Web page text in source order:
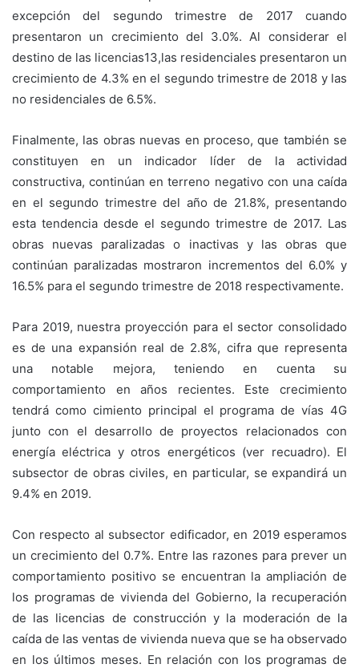
excepción del segundo trimestre de 2017 cuando
presentaron un crecimiento del 3.0%. Al considerar el
destino de las licencias13,las residenciales presentaron un
crecimiento de 4.3% en el segundo trimestre de 2018 y las
no residenciales de 6.5%.
Finalmente, las obras nuevas en proceso, que también se
constituyen en un indicador líder de la actividad
constructiva, continúan en terreno negativo con una caída
en el segundo trimestre del año de 21.8%, presentando
esta tendencia desde el segundo trimestre de 2017. Las
obras nuevas paralizadas o inactivas y las obras que
continúan paralizadas mostraron incrementos del 6.0% y
16.5% para el segundo trimestre de 2018 respectivamente.
Para 2019, nuestra proyección para el sector consolidado
es de una expansión real de 2.8%, cifra que representa
una notable mejora, teniendo en cuenta su
comportamiento en años recientes. Este crecimiento
tendrá como cimiento principal el programa de vías 4G
junto con el desarrollo de proyectos relacionados con
energía eléctrica y otros energéticos (ver recuadro). El
subsector de obras civiles, en particular, se expandirá un
9.4% en 2019.
Con respecto al subsector edificador, en 2019 esperamos
un crecimiento del 0.7%. Entre las razones para prever un
comportamiento positivo se encuentran la ampliación de
los programas de vivienda del Gobierno, la recuperación
de las licencias de construcción y la moderación de la
caída de las ventas de vivienda nueva que se ha observado
en los últimos meses. En relación con los programas de